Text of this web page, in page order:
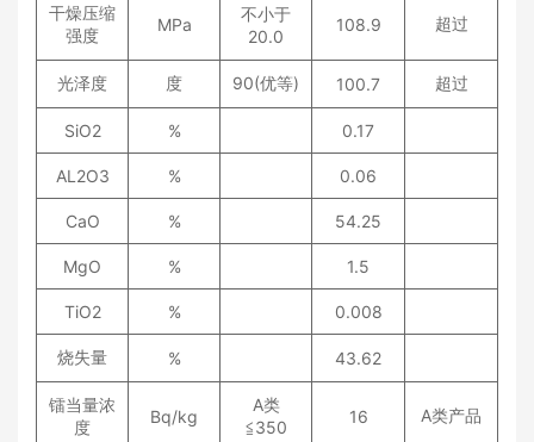
干燥压缩
强度
MPa
不小于
20.0
108.9 超过
光泽度 度 90(优等) 100.7 超过
SiO2 % 0.17
AL 2O3 % 0.06
CaO % 54.25
MgO % 1.5
TiO2 % 0.008
烧失量 % 43.62
镭当量浓
度
Bq/kg
A类
≦350
16 A类产品